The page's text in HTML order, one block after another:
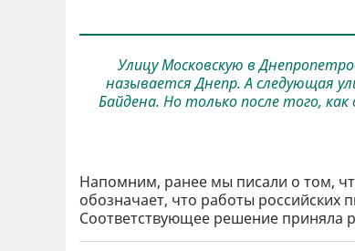
Улицу Московскую в
называется Днепр. А следующая
Байдена. Но только после того,
Напомним, ранее мы писали о том,
обозначает, что работы российских
Соответствующее решение приняла